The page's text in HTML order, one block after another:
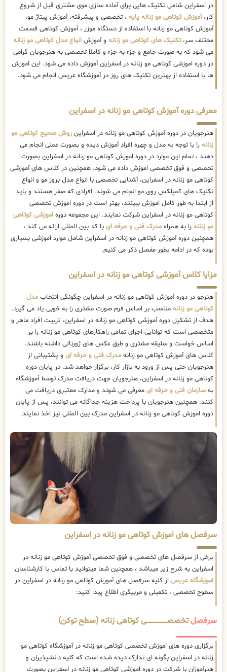
در اسفراین شامل تکنیک هایی برای آماده سازی موی مشتری قبل از شروع
کار،آموزش کوتاهی مو زنانه پایه ، تخصصی و پیشرفته، آموزش پیتاژ مو،
آموزش کوتاهی مو زنانه با استفاده از دستگاه موزر ، آموزش کوتاهی قسمت
مختلف سر،تکنیک های کوتاهی مو زنانه و آموزش انواع مدل کوتاهی مو زنانه
می شود که به صورت جامع و جزء به جزء و کاملا تخصصی به هنرجویان گرامی
در دوره اموزشی کوتاهی مو زنانه در اسفراین آموزش داده می شود. این اموزش
ها با استفاده از بهترین تکنیک های روز در آموزشگاه عریس انجام می شود.
معرفی دوره آموزش کوتاهی مو زنانه در اسفراین
هنرجویان در دوره آموزش کوتاهی مو زنانه در اسفراین روش صحیح کوتاهی مو
زنانه را با توجه به مدل و چهره افراد آموزش دیده و بصورت عملی انجام می
دهند ، تمام این موارد در دوره اموزش کوتاهی مو زنانه در اسفراین بصورت
تخصصی و فوق تخصصی اموزش داده می شود. همچنین در کلاس های آموزشی
کوتاهی مو زنانه در اسفراین، آشنایی تخصصی با انواع مدل بروز مو و انواع
تکنیک های کمپلکس روی مو انجام می شوند. افرادی که صفر هستند و باید
از ابتدا به طور کامل اموزش ببینند، بهتر است در دوره اموزش تخصصی
کوتاهی مو زنانه در اسفراین شرکت نمایند. این مجموعه دوره اموزشی کوتاهی
مو زنانه را به همراه مدرک فنی و حرفه ای با کد بین المللی ارائه می کند ،
همچنین دوره آموزش کوتاهی مو زنانه در اسفراین شامل موارد اموزشی بسیاری
بوده که در ادامه بطور مفصل ذکر می کنیم.
مزایا کلاس آموزشی کوتاهی مو زنانه در اسفراین
هنرجو در دوره آموزش کوتاهی مو زنانه در اسفراین چگونگی انتخاب مدل
کوتاهی مو زنانه مناسب بر اساس فرم صورت مشتری را به خوبی یاد می گیرد.
هدف از تشکیل دوره آموزشی کوتاهی مو زنانه در اسفراین، تربیت افراد ماهر و
متخصصی است که توانایی اجرای تمامی راهکارهای کوتاهی مو زنانه را بر
اساس خواست و سلیقه مشتری و طبق عکس های ژورنالی داشته باشند.
کلاس های آموزش کوتاهی مو زنانه مدرک فنی و حرفه ای و پشتیبانی از
هنرجویان حتی پس از ورود به بازار کار، برگزار خواهد شد. در پایان دوره
کوتاهی مو زنانه در اسفراین، هنرجویان جهت دریافت مدرک توسط آموزشگاه
بهسازمان فنی و حرفه ای معرفی می شوند و مدارک معتبری دریافت می
کنند. همچنین هنرجویان با پرداخت هزینه جداگانه می توانند، پس از پایان
دوره اموزش کوتاهی مو زنانه در اسفراین مدرک بین المللی نیز اخذ نمایند.
سرفصل های اموزش کوتاهی مو زنانه در اسفراین
برخی از سرفصل های تخصصی و فوق تخصصی آموزش کوتاهی مو زنانه در
اسفراین به شرح زیر میباشد ، همچنین شما میتوانید با تماس با کارشناسان
اموزشگاه عریس از کلیه سرفصل های آموزش کوتاهی مو زنانه در اسفراین در
سطوح تخصصی ، تکمیلی و مربیگری اطلاع پیدا کنید:
سرفصلتخصصــــــــــــــــــــی کوتاهی زنانه (سطح توکن)
برگزاری دوره های اموزش تخصصی کوتاهی مو زنانه در آموزشگاه کوتاهی مو
زنانه در اسفراین بگونه ای تدارک دیده شده است که کلیه دانشپذیران و
هنرآموزان با شرکت در دوره اموزشی کوتاهی مو زنانه در اسفراین بصورت